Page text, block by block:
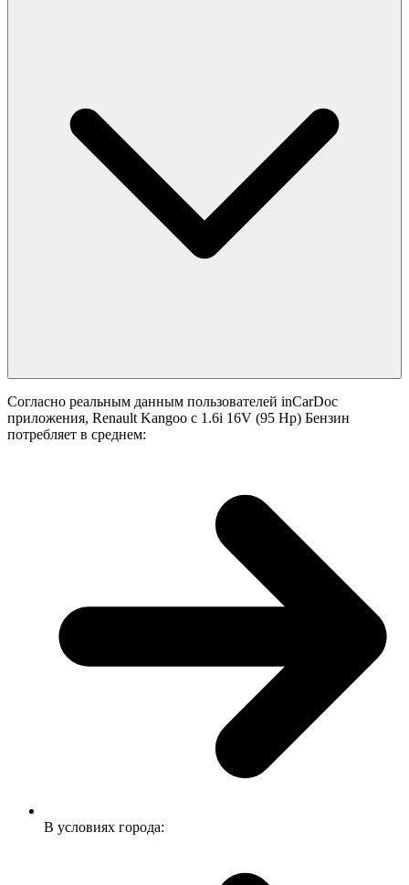
Согласно реальным данным пользователей inCarDoc
приложения, Renault Kangoo с 1.6i 16V (95 Hp) Бензин
потребляет в среднем:
В условиях города: